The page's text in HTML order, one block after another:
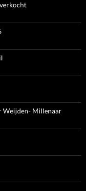
Weijden- Millenaar